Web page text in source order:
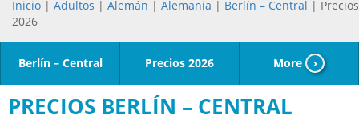
Inicio | Adultos | Alemán | Alemania | Berlín – Central | Precios
2026
Berlín – Central Precios 2026 More ›
PRECIOS BERLÍN – CENTRAL